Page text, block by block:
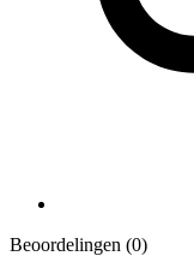
Beoordelingen (0)